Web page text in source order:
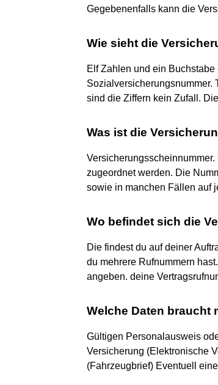
Gegebenenfalls kann die
Wie sieht die
Elf Zahlen und ein
Sozialversicherungsnummer.
sind die Ziffern kein Zufall.
Was ist die
zugeordnet werden. Die
sowie in manchen Fällen auf
Wo befindet sich die
Die findest du auf deiner
du mehrere Rufnummern
angeben. deine
Welche Daten braucht
Gültigen Personalausweis
Versicherung (Elektronische
(Fahrzeugbrief) Eventuell